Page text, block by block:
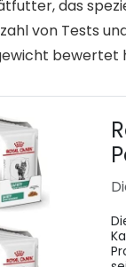
das
von Tests
bewertet